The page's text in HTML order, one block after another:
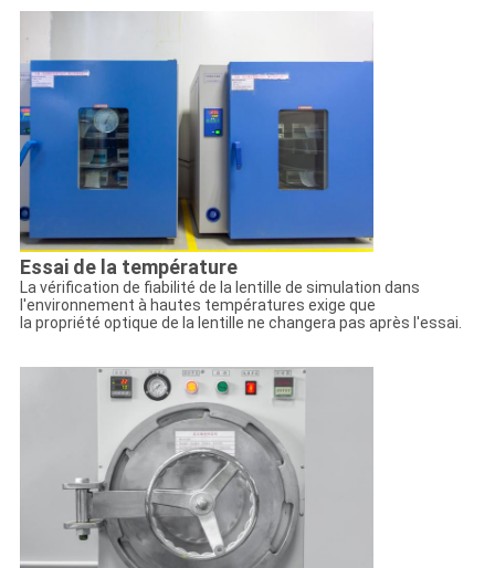
Essai de la température
La vérification de fiabilité de la lentille de simulation dans
l'environnement à hautes températures exige que
la propriété optique de la lentille ne changera pas après l'essai.